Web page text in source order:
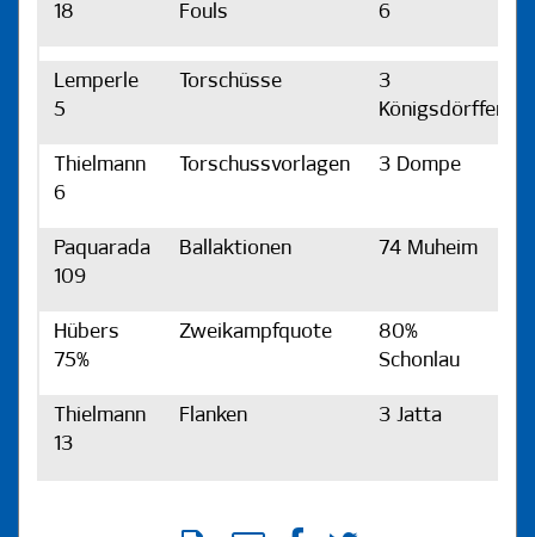
18 Fouls 6
Lemperle
5
Torschüsse
3
Königsdörffer
Thielmann
6
Torschussvorlagen 3 Dompe
Paquarada
109
Ballaktionen 74 Muheim
Hübers
75%
Zweikampfquote
80%
Schonlau
Thielmann
13
Flanken 3 Jatta